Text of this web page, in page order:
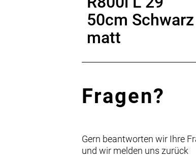
50cm Schwarz
matt
Fragen?
Gern beantworten wir Ihre
und wir melden uns zurück